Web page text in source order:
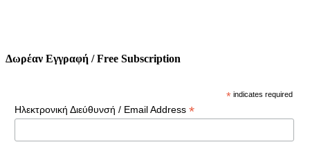
Δωρέαν Εγγραφή / Free Subscription
* indicates required
Ηλεκτρονική Διεύθυνσή / Email Address *